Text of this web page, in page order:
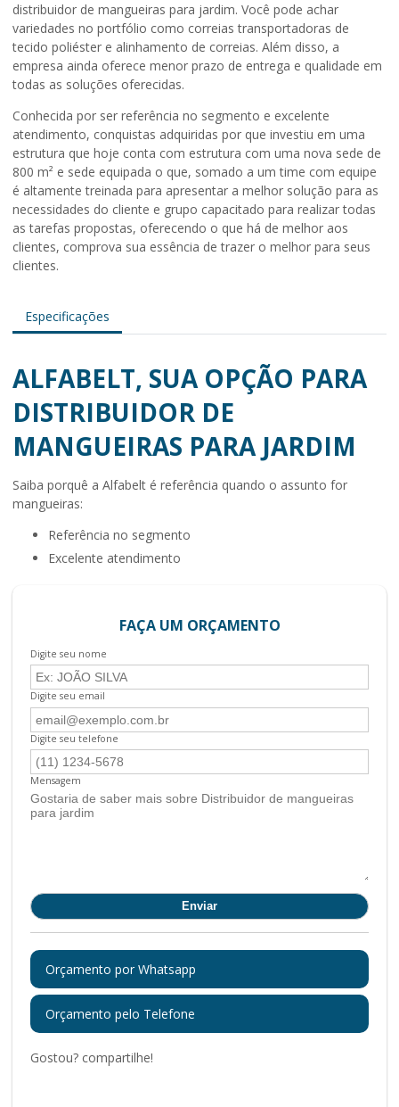
distribuidor de mangueiras para jardim. Você pode achar
variedades no portfólio como correias transportadoras de
tecido poliéster e alinhamento de correias. Além disso, a
empresa ainda oferece menor prazo de entrega e qualidade em
todas as soluções oferecidas.
Conhecida por ser referência no segmento e excelente
atendimento, conquistas adquiridas por que investiu em uma
estrutura que hoje conta com estrutura com uma nova sede de
800 m² e sede equipada o que, somado a um time com equipe
é altamente treinada para apresentar a melhor solução para as
necessidades do cliente e grupo capacitado para realizar todas
as tarefas propostas, oferecendo o que há de melhor aos
clientes, comprova sua essência de trazer o melhor para seus
clientes.
Especificações
ALFABELT, SUA OPÇÃO PARA
DISTRIBUIDOR DE
MANGUEIRAS PARA JARDIM
Saiba porquê a Alfabelt é referência quando o assunto for
mangueiras:
referência no segmento
excelente atendimento
FAÇA UM ORÇAMENTO
Digite seu nome
Digite seu email
Digite seu telefone
Mensagem
Orçamento por Whatsapp
Orçamento pelo Telefone
Gostou? compartilhe!